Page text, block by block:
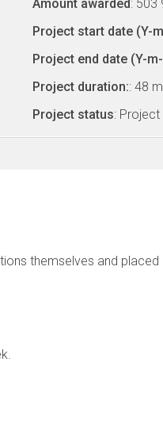
Amount awarded: 503
Project start date (Y-
Project end date (Y-
Project duration:: 48
Project status:
themselves and placed